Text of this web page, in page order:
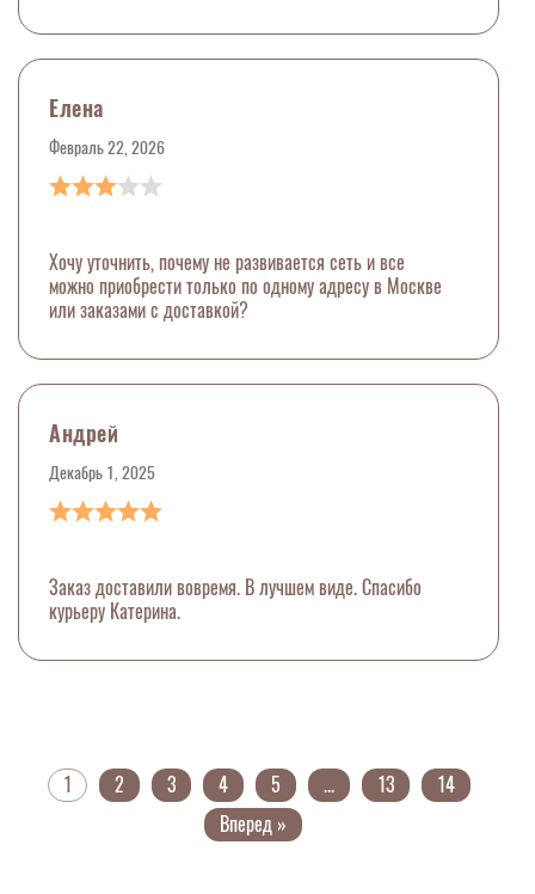
Елена
Февраль 22, 2026
Хочу уточнить, почему не развивается сеть и все
можно приобрести только по одному адресу в Москве
или заказами с доставкой?
Андрей
Декабрь 1, 2025
Заказ доставили вовремя. В лучшем виде. Спасибо
курьеру Катерина.
1 2 3 4 5 ... 13
14
Вперед »